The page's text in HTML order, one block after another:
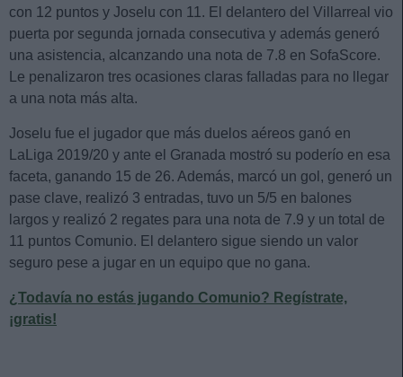
con 12 puntos y Joselu con 11. El delantero del Villarreal vio
puerta por segunda jornada consecutiva y además generó
una asistencia, alcanzando una nota de 7.8 en SofaScore.
Le penalizaron tres ocasiones claras falladas para no llegar
a una nota más alta.
Joselu fue el jugador que más duelos aéreos ganó en
LaLiga 2019/20 y ante el Granada mostró su poderío en esa
faceta, ganando 15 de 26. Además, marcó un gol, generó un
pase clave, realizó 3 entradas, tuvo un 5/5 en balones
largos y realizó 2 regates para una nota de 7.9 y un total de
11 puntos Comunio. El delantero sigue siendo un valor
seguro pese a jugar en un equipo que no gana.
¿Todavía no estás jugando Comunio? Regístrate,
¡gratis!